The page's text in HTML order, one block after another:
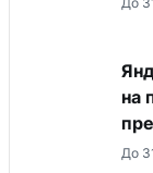
на
До